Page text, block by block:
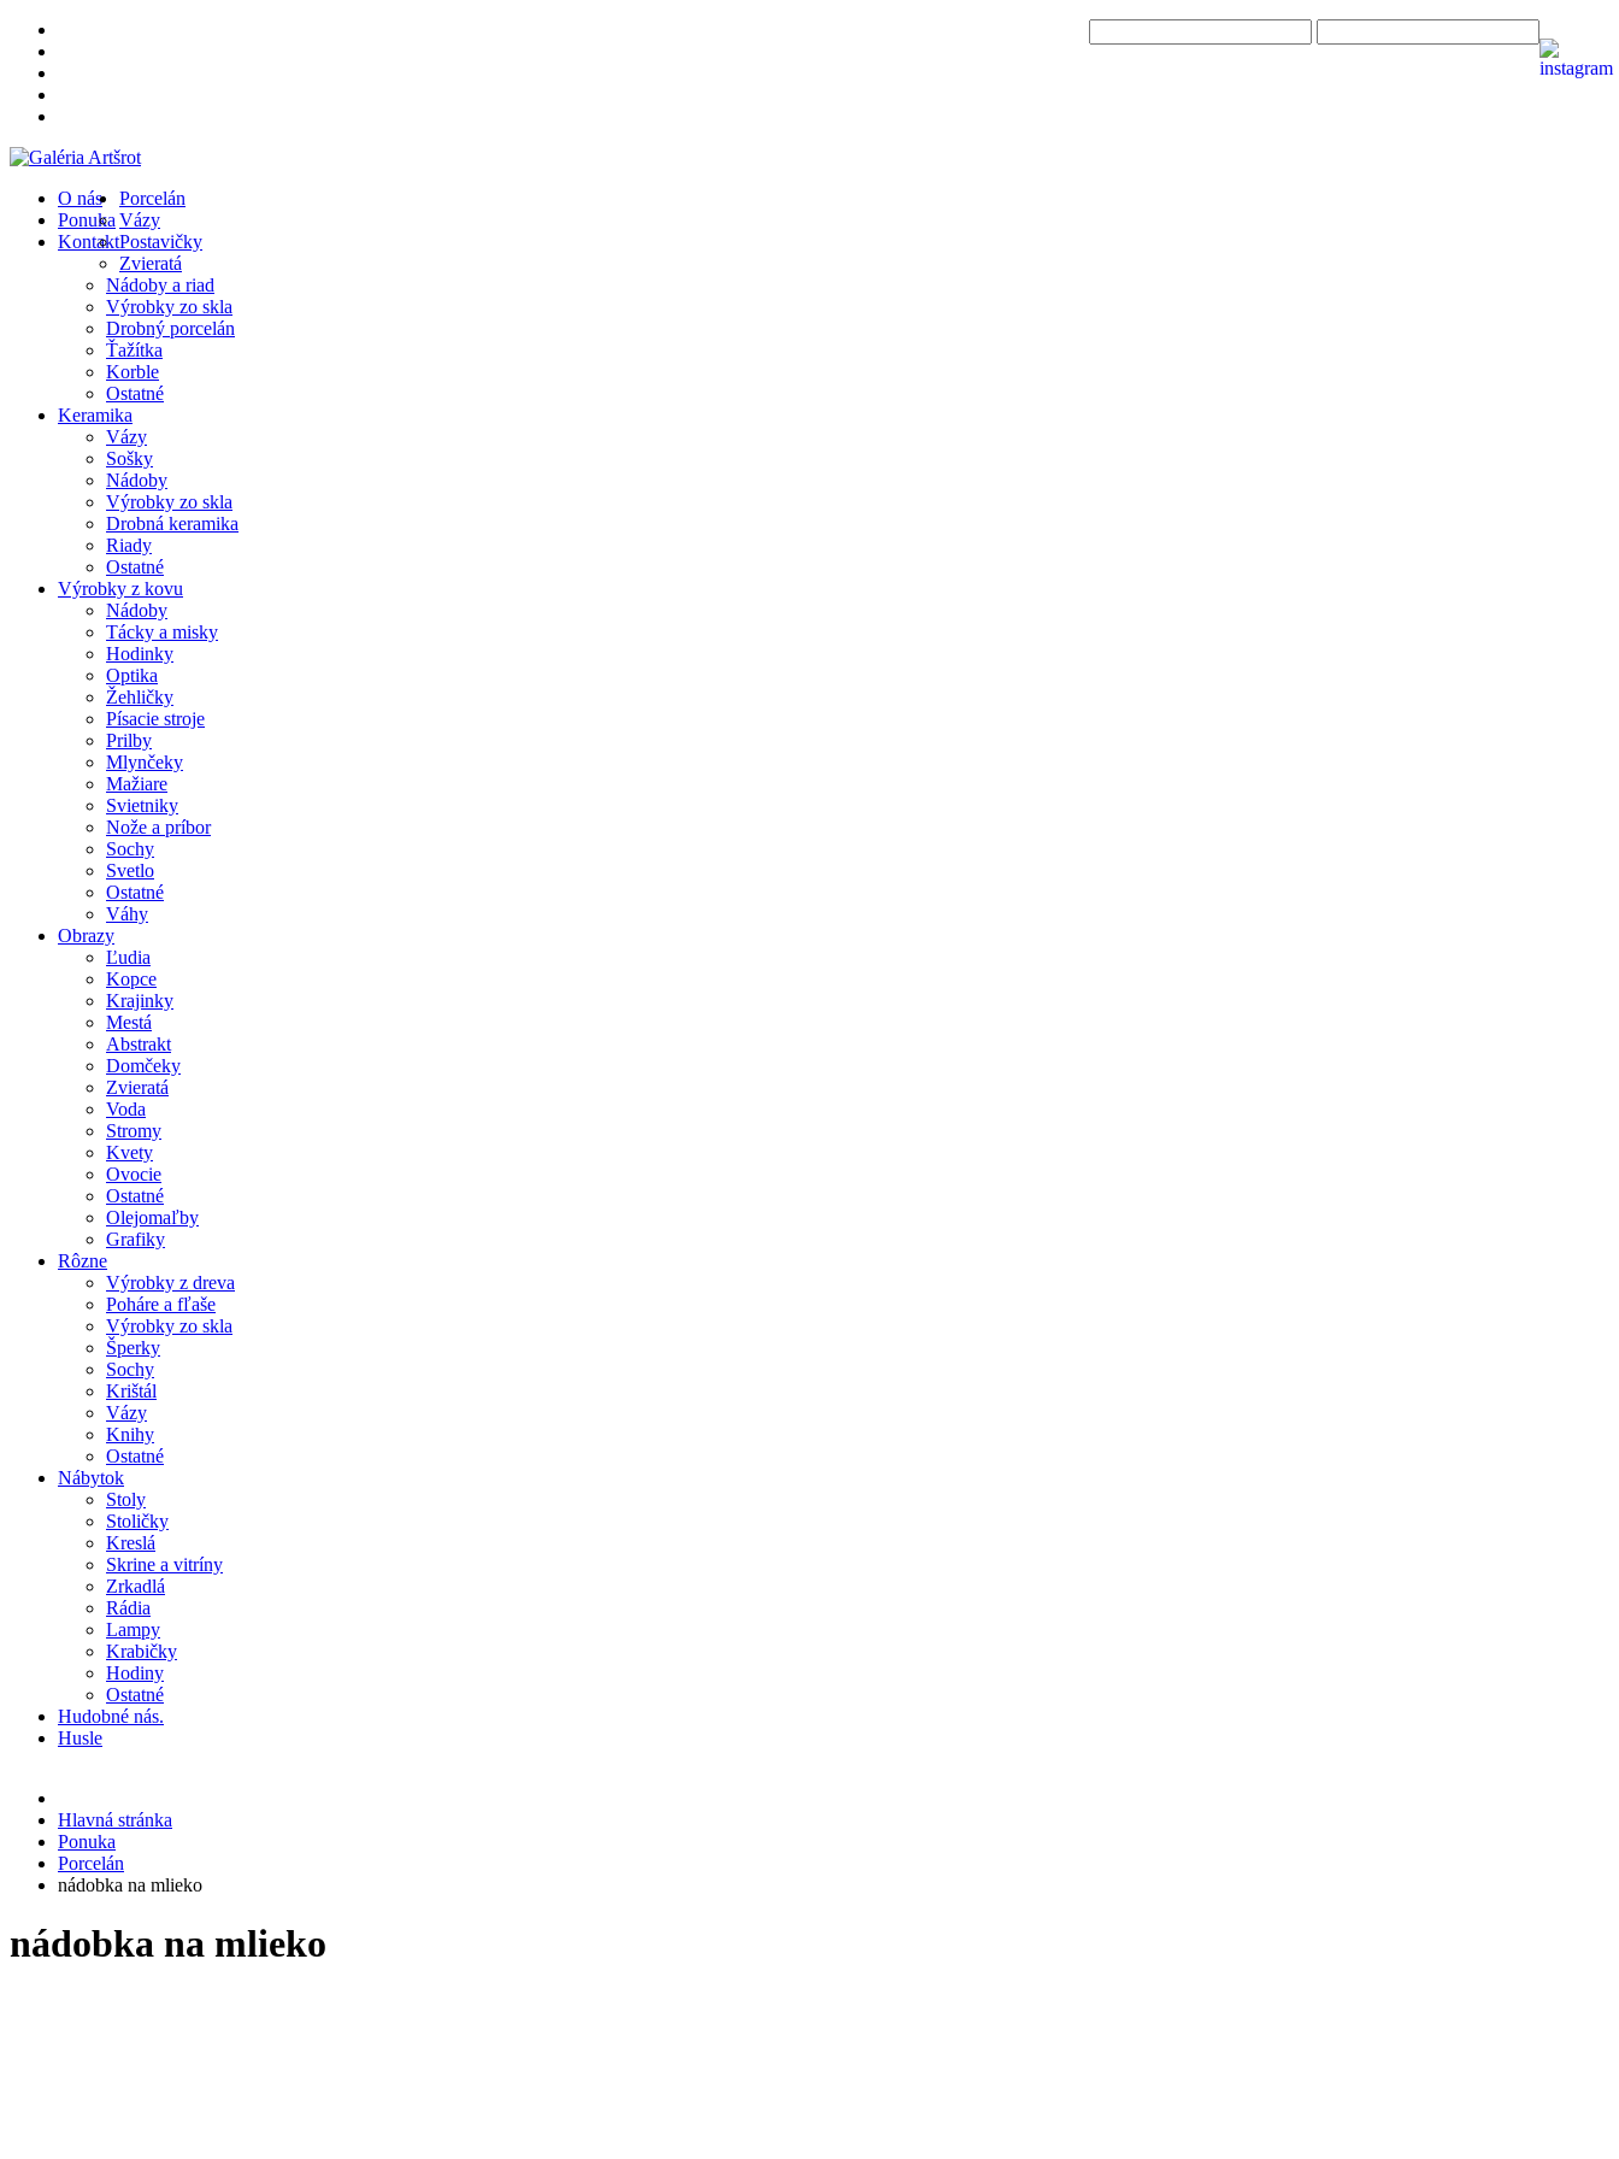
O nás
Ponuka
Kontakt
Porcelán
Vázy
Postavičky
Zvieratá
Nádoby a riad
Výrobky zo skla
Drobný porcelán
Ťažítka
Korble
Ostatné
Keramika
Vázy
Sošky
Nádoby
Výrobky zo skla
Drobná keramika
Riady
Ostatné
Výrobky z kovu
Nádoby
Tácky a misky
Hodinky
Optika
Žehličky
Písacie stroje
Prilby
Mlynčeky
Mažiare
Svietniky
Nože a príbor
Sochy
Svetlo
Ostatné
Váhy
Obrazy
Ľudia
Kopce
Krajinky
Mestá
Abstrakt
Domčeky
Zvieratá
Voda
Stromy
Kvety
Ovocie
Ostatné
Olejomaľby
Grafiky
Rôzne
Výrobky z dreva
Poháre a fľaše
Výrobky zo skla
Šperky
Sochy
Krištál
Vázy
Knihy
Ostatné
Nábytok
Stoly
Stoličky
Kreslá
Skrine a vitríny
Zrkadlá
Rádia
Lampy
Krabičky
Hodiny
Ostatné
Hudobné nás.
Husle
Hlavná stránka
Ponuka
Porcelán
nádobka na mlieko
nádobka na mlieko